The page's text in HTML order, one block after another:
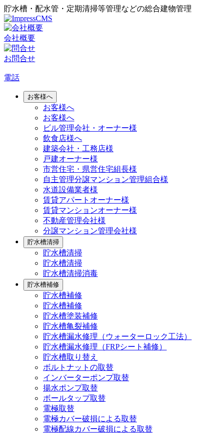
貯水槽・配水管・定期清掃等管理などの総合建物管理
会社概要
お問合せ
電話
お客様へ
お客様へ
お客様へ
ビル管理会社・オーナー様
飲食店様へ
建築会社・工務店様
戸建オーナー様
市営住宅・県営住宅組長様
自主管理分譲マンション管理組合様
水道設備業者様
賃貸アパートオーナー様
賃貸マンションオーナー様
不動産管理会社様
分譲マンション管理会社様
貯水槽清掃
貯水槽清掃
貯水槽清掃
貯水槽清掃消毒
貯水槽補修
貯水槽補修
貯水槽補修
貯水槽塗装補修
貯水槽亀裂補修
貯水槽漏水修理（ウォーターロック工法）
貯水槽漏水修理（FRPシート補修）
貯水槽取り替え
ボルトナットの取替
インバーターポンプ取替
揚水ポンプ取替
ボールタップ取替
電極取替
電極カバー破損による取替
電極配線カバー破損による取替